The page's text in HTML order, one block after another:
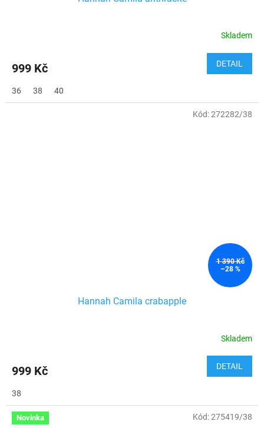
Skladem
999 Kč DETAIL
36 38 40
1 390 Kč
–28 %
Hannah Camila crabapple
Skladem
999 Kč DETAIL
38
Kód:272282/38
Novinka Kód:275419/38